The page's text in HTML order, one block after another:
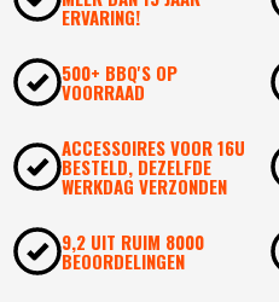
ERVARING!
500+ BBQ'S OP
VOORRAAD
ACCESSOIRES VOOR 16U
BESTELD, DEZELFDE
WERKDAG VERZONDEN
9,2 UIT RUIM 8000
BEOORDELINGEN